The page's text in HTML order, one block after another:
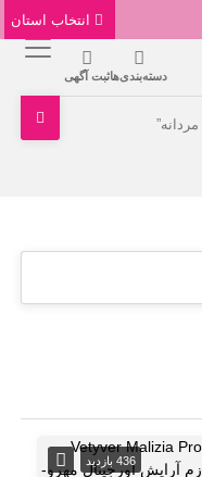
دسته‌بندی‌هاثبت آگهی
436 بازدید